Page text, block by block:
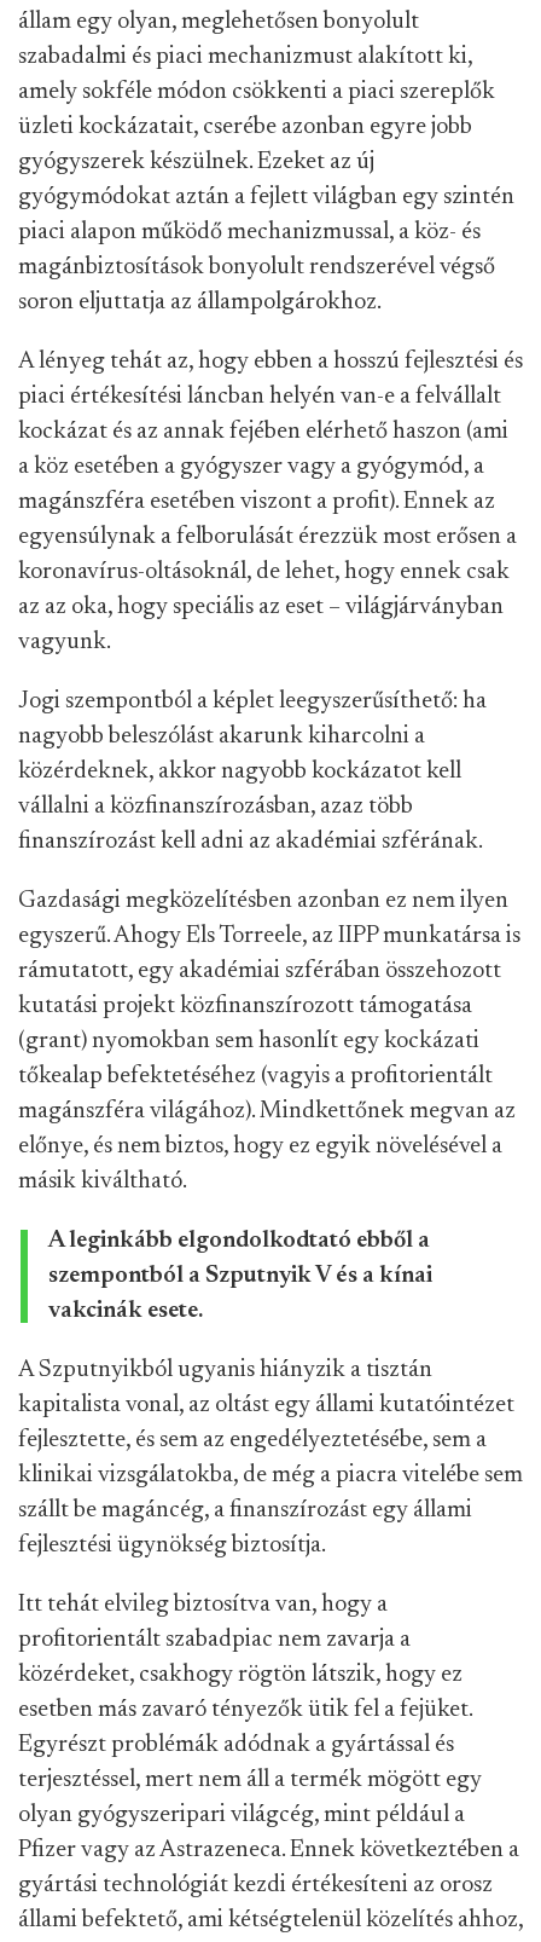
állam egy olyan, meglehetősen bonyolult
szabadalmi és piaci mechanizmust alakított ki,
amely sokféle módon csökkenti a piaci szereplők
üzleti kockázatait, cserébe azonban egyre jobb
gyógyszerek készülnek. Ezeket az új
gyógymódokat aztán a fejlett világban egy szintén
piaci alapon működő mechanizmussal, a köz- és
magánbiztosítások bonyolult rendszerével végső
soron eljuttatja az állampolgárokhoz.
A lényeg tehát az, hogy ebben a hosszú fejlesztési és
piaci értékesítési láncban helyén van-e a felvállalt
kockázat és az annak fejében elérhető haszon (ami
a köz esetében a gyógyszer vagy a gyógymód, a
magánszféra esetében viszont a profit). Ennek az
egyensúlynak a felborulását érezzük most erősen a
koronavírus-oltásoknál, de lehet, hogy ennek csak
az az oka, hogy speciális az eset – világjárványban
vagyunk.
Jogi szempontból a képlet leegyszerűsíthető: ha
nagyobb beleszólást akarunk kiharcolni a
közérdeknek, akkor nagyobb kockázatot kell
vállalni a közfinanszírozásban, azaz több
finanszírozást kell adni az akadémiai szférának.
Gazdasági megközelítésben azonban ez nem ilyen
egyszerű. Ahogy Els Torreele, az IIPP munkatársa is
rámutatott, egy akadémiai szférában összehozott
kutatási projekt közfinanszírozott támogatása
(grant) nyomokban sem hasonlít egy kockázati
tőkealap befektetéséhez (vagyis a profitorientált
magánszféra világához). Mindkettőnek megvan az
előnye, és nem biztos, hogy ez egyik növelésével a
másik kiváltható.
A leginkább elgondolkodtató ebből a
szempontból a Szputnyik V és a kínai
vakcinák esete.
A Szputnyikból ugyanis hiányzik a tisztán
kapitalista vonal, az oltást egy állami kutatóintézet
fejlesztette, és sem az engedélyeztetésébe, sem a
klinikai vizsgálatokba, de még a piacra vitelébe sem
szállt be magáncég, a finanszírozást egy állami
fejlesztési ügynökség biztosítja.
Itt tehát elvileg biztosítva van, hogy a
profitorientált szabadpiac nem zavarja a
közérdeket, csakhogy rögtön látszik, hogy ez
esetben más zavaró tényezők ütik fel a fejüket.
Egyrészt problémák adódnak a gyártással és
terjesztéssel, mert nem áll a termék mögött egy
olyan gyógyszeripari világcég, mint például a
Pfizer vagy az Astrazeneca. Ennek következtében a
gyártási technológiát kezdi értékesíteni az orosz
állami befektető, ami kétségtelenül közelítés ahhoz,